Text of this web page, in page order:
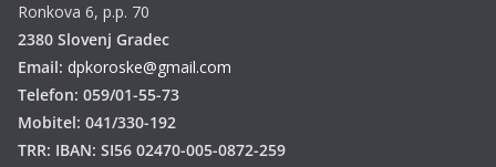
Ronkova 6, p.p. 70
2380 Slovenj Gradec
Email: dpkoroske@gmail.com
Telefon: 059/01-55-73
Mobitel: 041/330-192
TRR: IBAN: SI56 02470-005-0872-259